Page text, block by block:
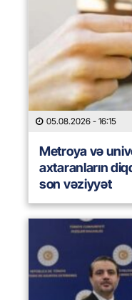
05.08.2026 - 16:15
Metroya və
axtaranların
son vəziyyət